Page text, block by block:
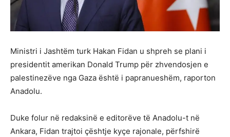
Ministri i Jashtëm turk Hakan Fidan u shpreh se plani i
presidentit amerikan Donald Trump për zhvendosjen e
palestinezëve nga Gaza është i papranueshëm, raporton
Anadolu.
Duke folur në redaksinë e editorëve të Anadolu-t në
Ankara, Fidan trajtoi çështje kyçe rajonale, përfshirë